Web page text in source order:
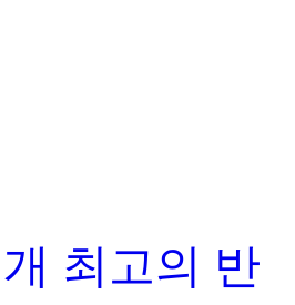
최고의 반